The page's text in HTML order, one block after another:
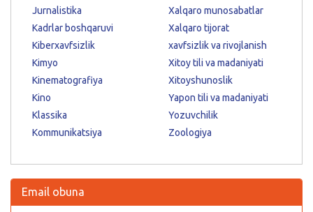
Jurnalistika
Kadrlar boshqaruvi
Kiberxavfsizlik
Kimyo
Kinematografiya
Kino
Klassika
Kommunikatsiya
Xalqaro munosabatlar
Xalqaro tijorat
xavfsizlik va rivojlanish
Xitoy tili va madaniyati
Xitoyshunoslik
Yapon tili va madaniyati
Yozuvchilik
Zoologiya
Email obuna